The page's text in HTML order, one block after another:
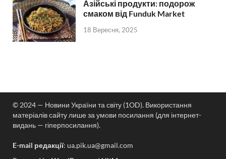
Азійські продукти: подорож
смаком від Funduk Market
18 Вересня, 2025
© 2024 — Новини України та світу (1OD). Використання
матеріалів сайту лише за умови посилання (для інтернет-
видань — гіперпосилання).
E-mail редакції: ua.pik.ua@gmail.com